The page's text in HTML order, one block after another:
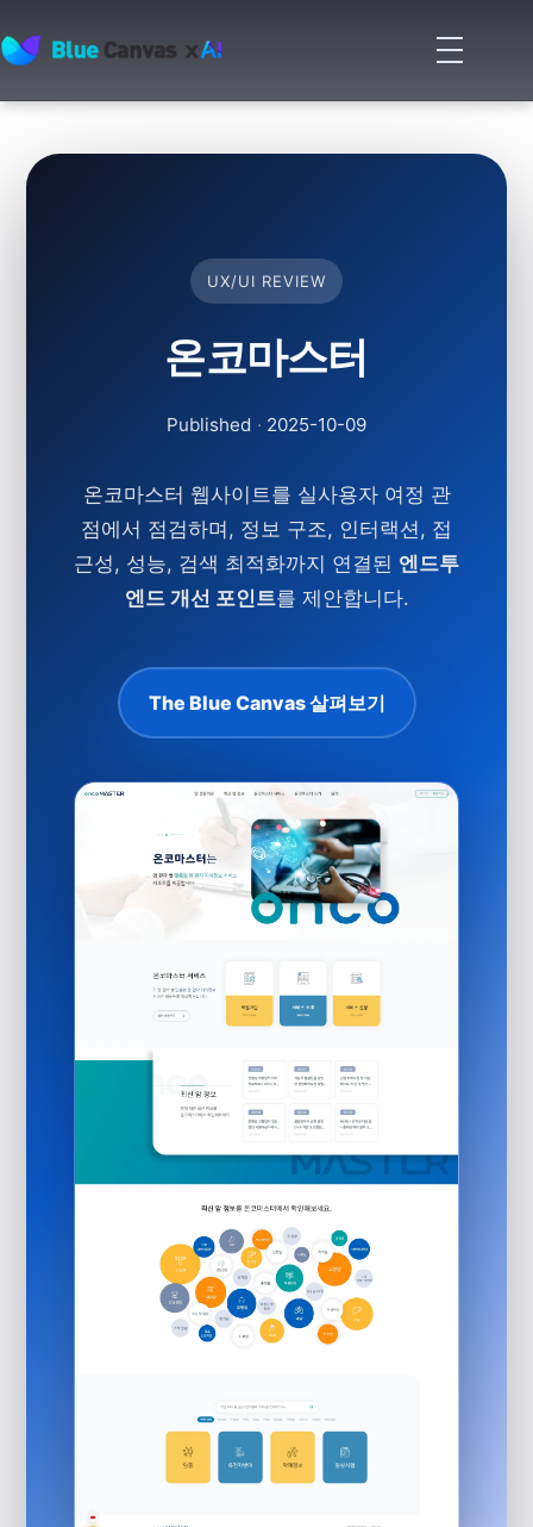
BLUECANVAS
메
뉴
기
UX/UI REVIEW
온코마스터
Published · 2025-10-09
온코마스터 웹사이트를 실사용자 여정 관
점에서 점검하며, 정보 구조, 인터랙션, 접
근성, 성능, 검색 최적화까지 연결된 엔드투
엔드 개선 포인트를 제안합니다.
The Blue Canvas 살펴보기